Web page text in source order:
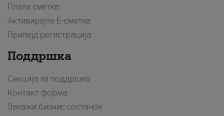
Плати сметка
Активирајте Е-сметка
Припејд регистрација
Поддршка
Секција за поддршка
Контакт форма
Закажи бизнис состанок